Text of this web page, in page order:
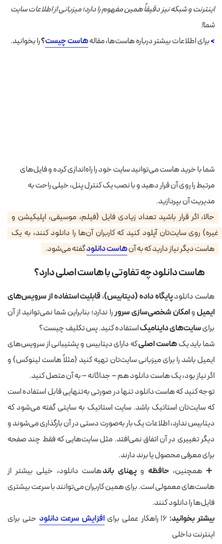
اینترنت و شبکه نیز دقیقاً همین مفهوم را دارد؛ میزبانی از اطلاعات سایت
شما!
>برای اطلاعات بیشتر درباره هاست‌ها، مقالههاست چیست؟را بخوانید.
شما با خرید هاست می‌توانید سایت خود را راه‌اندازی کرده و فایل‌های
مرتبط را روی آن قرار دهید و با نصب یک کنترل پنل، خیلی راحت به
مدیریت آن بپردازید.
حالا، اگر قرار باشید تعداد زیادی فایل (فیلم، موسیقی، اپلیکیشن و
غیره) روی سایت‌تان آپلود کنید که کاربران آن‌ها را دانلود کنند، به یک
هاست دیگر نیاز دارید که به آنهاست دانلودگفته می‌شود.
هاست دانلود چه تفاوتی با هاست اصلی دارد؟
هاست دانلودپایگاه داده (دیتابیس)، قابلیت استفاده از سرویس‌های
ایمیلوامکان شخصی‌سازی سروررا ندارد؛ بنابراین شما نمی‌توانید از آن
برایسایت‌های داینامیکاستفاده کنید. پس تکلیف چیست؟
شما باید یکهاست اصلیکه دارای دیتابیس و پشتیبانی از سرویس‌های
ایمیل باشد را برای میزبانی سایت‌تان تهیه کنید (مثلاً هاست لینوکس) و
اگر نیاز بود، یک هاست دانلود هم – جداگانه – به آن متصل کنید.
توجه کنید که هاست دانلود تنها در صورتی به‌تنهایی قابل استفاده است
که سایت‌تان استاتیک باشد. سایت استاتیک به سایتی گفته می‌شود که
دیتابیس ندارد، اطلاعات یک بار به‌صورت دستی در آن بارگذاری می‌شوند و
دیگر تغییری در آن اتفاق نمی‌افتد. مثل سایت‌هایی که فقط چند صفحه
برای معرفی محصول یا برند دارند.
➕ همچنین، حافظه وپهنای باندهاست دانلود، خیلی بیشتر از
هاست‌های معمولی است. برای همین کاربران می‌توانند با سرعت بیشتری
فایل‌ها را دانلود کنند.
بیشتر بخوانید:
افزایش سرعت دانلود حتی برای
اینترنت داخلی